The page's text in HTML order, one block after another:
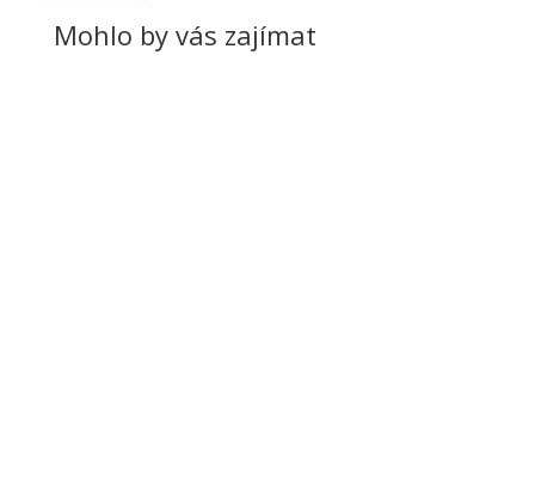
Mohlo by vás zajímat